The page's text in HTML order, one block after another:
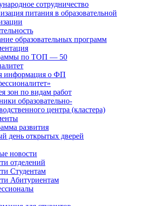
сотрудничество
питания в образовательной
образовательных программ
по ТОП — 50
информация о ФП
зон по видам работ
образовательно-
центра (кластера)
развития
день открытых дверей
новости
отделений
Студентам
Абитуриентам